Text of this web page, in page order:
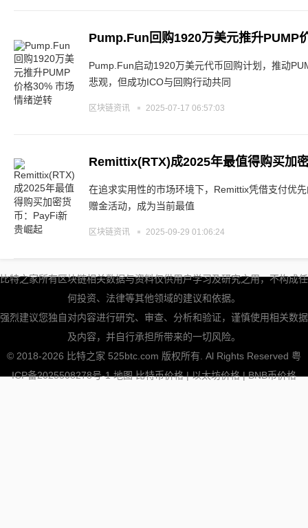
Pump.Fun回购1920万美元推升PUMP
Pump.Fun启动1920万美元代币回购计划，推动
悲观，但成功ICO与回购行动共同
区块链资讯 2025-07-17 06:57:03
Remittix(RTX)成2025年最值得购买加
在追求实用性的市场环境下，Remittix凭借支付优
赠金活动，成为当前最值
区块链资讯 2025-09-29 01:06:24
比特之家所有区块链相关数据与资料仅供用户学习及研究之用，不构成任
何投资、法律等其他领域的建议和依据。
强烈建议您独自对内容进行研究、审查、分析和验证，谨慎使用相关数据
及内容，并自行承担所带来的一切风险。
© 2018-2026 比特之家 525btc.com 版权所有. Al Rights Reserved 粤
ICP备2025508278号-1 地图 比特币价格|以太坊价格|BNB币价格